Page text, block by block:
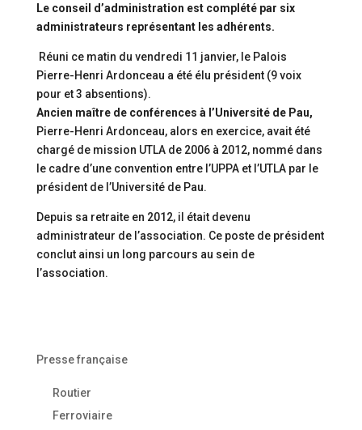
Le conseil d’administration est complété par six
administrateurs représentant les adhérents.
Réuni ce matin du vendredi 11 janvier, le Palois
Pierre-Henri Ardonceau a été élu président (9 voix
pour et 3 absentions).
Ancien maître de conférences à l’Université de Pau,
Pierre-Henri Ardonceau, alors en exercice, avait été
chargé de mission UTLA de 2006 à 2012, nommé dans
le cadre d’une convention entre l’UPPA et l’UTLA par le
président de l’Université de Pau.
Depuis sa retraite en 2012, il était devenu
administrateur de l’association. Ce poste de président
conclut ainsi un long parcours au sein de
l’association.
Presse française
Routier
Ferroviaire